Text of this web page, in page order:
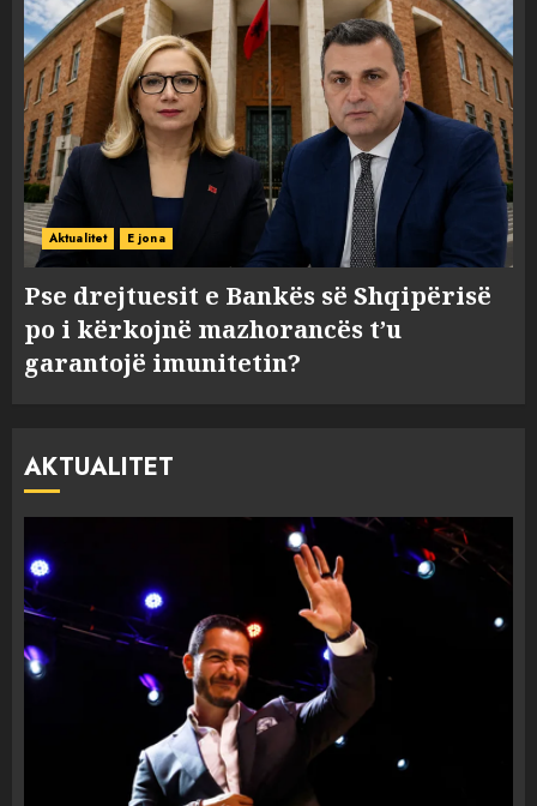
Aktualitet E jona
Pse drejtuesit e Bankës së Shqipërisë
po i kërkojnë mazhorancës t’u
garantojë imunitetin?
AKTUALITET